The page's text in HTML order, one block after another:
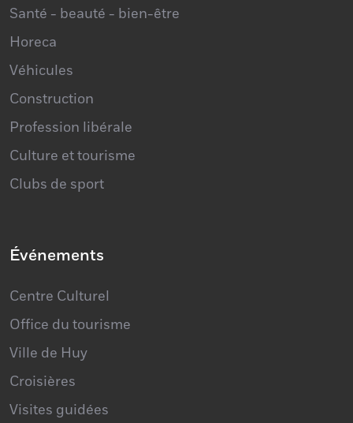
Services
Santé - beauté - bien-être
Horeca
Véhicules
Construction
Profession libérale
Culture et tourisme
Centre Culturel
Office du tourisme
Ville de Huy
Croisières